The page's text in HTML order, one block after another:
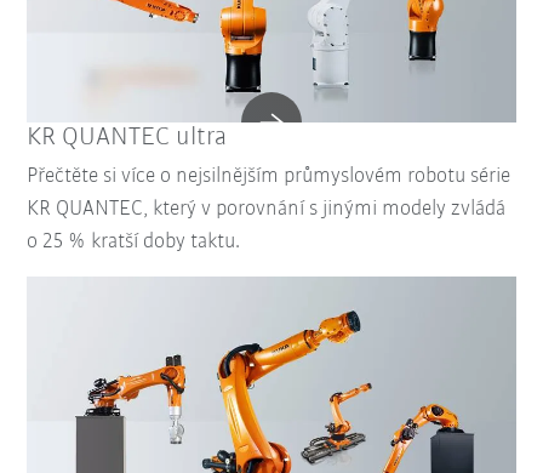
KR QUANTEC ultra
Přečtěte si více o nejsilnějším průmyslovém robotu série
KR QUANTEC, který v porovnání s jinými modely zvládá
o 25 % kratší doby taktu.